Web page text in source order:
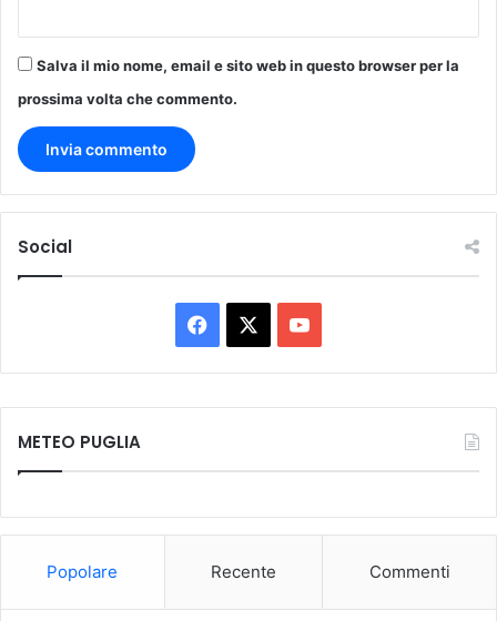
Salva il mio nome, email e sito web in questo browser per la
prossima volta che commento.
Social
a
c
o
u
METEO PUGLIA
Popolare Recente Commenti